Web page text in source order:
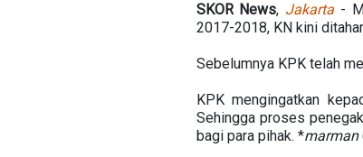
SKOR News, Jakarta -
2017-2018, KN kini
Sebelumnya KPK telah
KPK mengingatkan
Sehingga proses
bagi para pihak. *marman